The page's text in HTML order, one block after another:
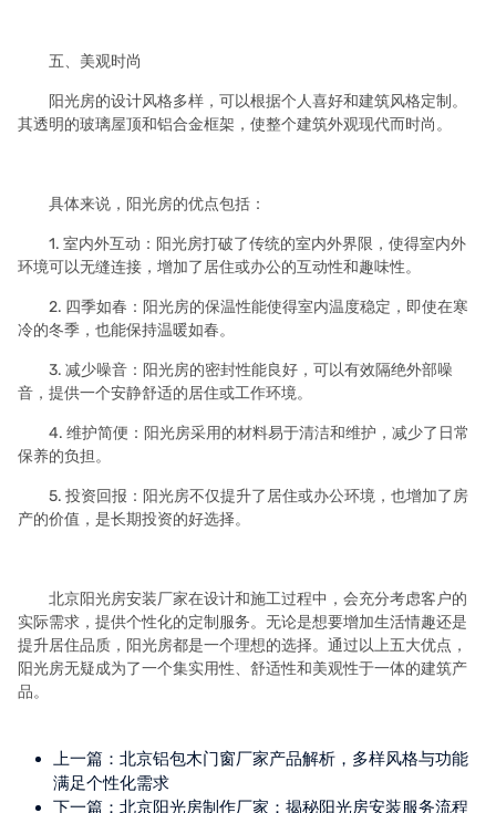
五、美观时尚
阳光房的设计风格多样，可以根据个人喜好和建筑风格定制。
其透明的玻璃屋顶和铝合金框架，使整个建筑外观现代而时尚。
具体来说，阳光房的优点包括：
1. 室内外互动：阳光房打破了传统的室内外界限，使得室内外
环境可以无缝连接，增加了居住或办公的互动性和趣味性。
2. 四季如春：阳光房的保温性能使得室内温度稳定，即使在寒
冷的冬季，也能保持温暖如春。
3. 减少噪音：阳光房的密封性能良好，可以有效隔绝外部噪
音，提供一个安静舒适的居住或工作环境。
4. 维护简便：阳光房采用的材料易于清洁和维护，减少了日常
保养的负担。
5. 投资回报：阳光房不仅提升了居住或办公环境，也增加了房
产的价值，是长期投资的好选择。
北京阳光房安装厂家在设计和施工过程中，会充分考虑客户的
实际需求，提供个性化的定制服务。无论是想要增加生活情趣还是
提升居住品质，阳光房都是一个理想的选择。通过以上五大优点，
阳光房无疑成为了一个集实用性、舒适性和美观性于一体的建筑产
品。
上一篇： 北京铝包木门窗厂家产品解析，多样风格与功能
满足个性化需求
下一篇： 北京阳光房制作厂家：揭秘阳光房安装服务流程